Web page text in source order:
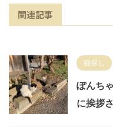
関連記事
猫探し
ぽんち
に挨拶